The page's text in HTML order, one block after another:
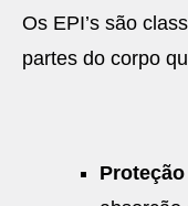
Os EPI’s são
partes do corpo